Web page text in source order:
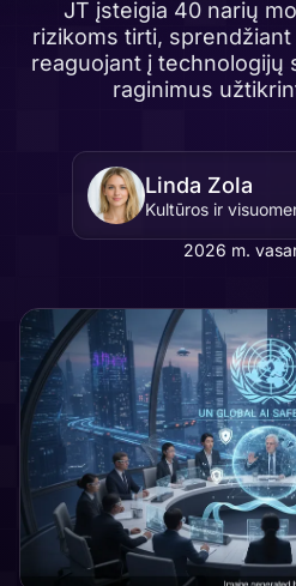
JT įsteigia 40 narių
rizikoms tirti,
reaguojant į technologijų
raginimus
Linda Zola
Kultūros ir
2026 m.